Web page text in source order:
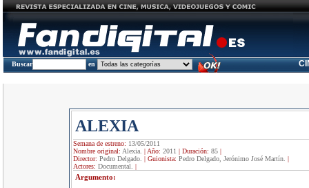
Buscar en
ALEXIA
Semana de estreno: 13/05/2011
Nombre original: Alexia. | Año: 2011 | Duración: 85|
Director: Pedro Delgado. | Guionista: Pedro Delgado, Jerónimo José Martín. |
Actores: Documental. |
Argumento: